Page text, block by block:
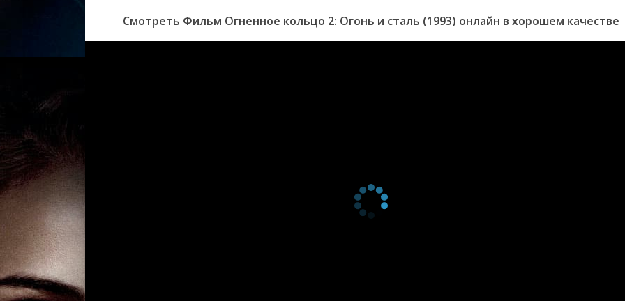
Смотреть Фильм Огненное кольцо 2: Огонь и сталь (1993) онлайн в хорошем качестве